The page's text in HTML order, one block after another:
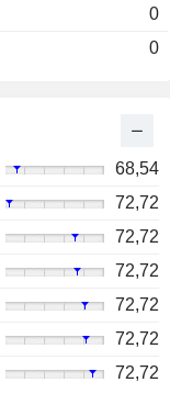
0
0
68,54
72,72
72,72
72,72
72,72
72,72
72,72